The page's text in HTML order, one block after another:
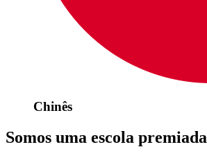
Chinês
Somos uma escola premiada